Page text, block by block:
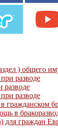
) общего
разводе
разводе
разводе
гражданском
в
для граждан